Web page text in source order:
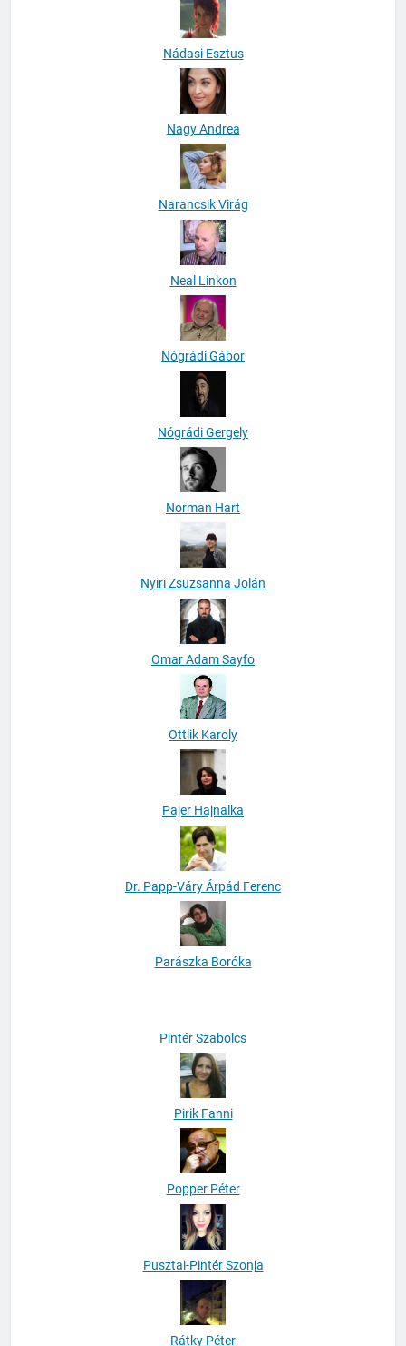
Nádasi Esztus
Nagy Andrea
Narancsik Virág
Neal Linkon
Nógrádi Gábor
Nógrádi Gergely
Norman Hart
Nyiri Zsuzsanna Jolán
Omar Adam Sayfo
Ottlik Karoly
Pajer Hajnalka
Dr. Papp-Váry Árpád Ferenc
Pintér Szabolcs
Pirik Fanni
Popper Péter
Pusztai-Pintér Szonja